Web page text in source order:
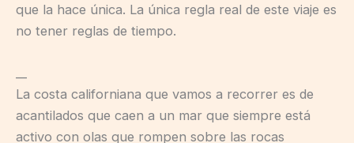
que la hace única. La única regla real de este viaje es
no tener reglas de tiempo.
La costa californiana que vamos a recorrer es de
acantilados que caen a un mar que siempre está
activo con olas que rompen sobre las rocas